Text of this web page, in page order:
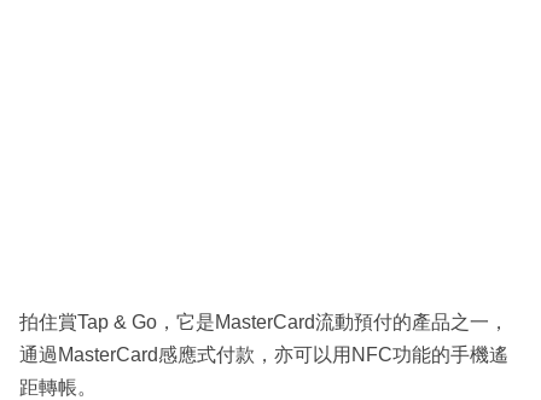
拍住賞Tap & Go，它是MasterCard流動預付的產品之一，
通過MasterCard感應式付款，亦可以用NFC功能的手機遙
距轉帳。